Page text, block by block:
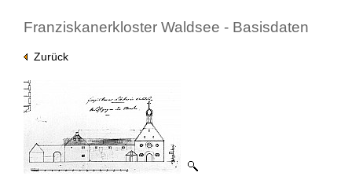
Franziskanerkloster Waldsee - Basisdaten
Zurück